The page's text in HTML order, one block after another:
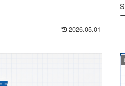
2026.05.01